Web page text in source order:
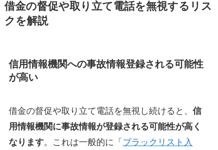
借金の督促や取り立て電話を無視するリス
クを解説
信用情報機関への事故情報登録される可能性
が高い
借金の督促や取り立て電話を無視し続けると、 信
用情報機関に事故情報が登録される可能性が高く
なります。これは一般的に「 ブラックリスト入